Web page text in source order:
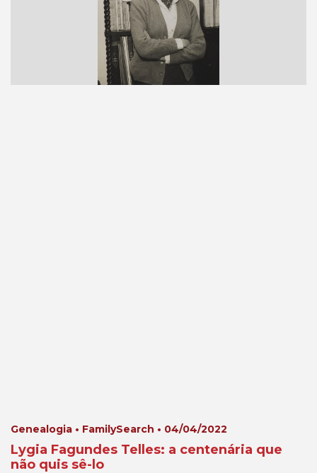
Genealogia • FamilySearch • 04/04/2022
Lygia Fagundes Telles: a centenária que
não quis sê-lo